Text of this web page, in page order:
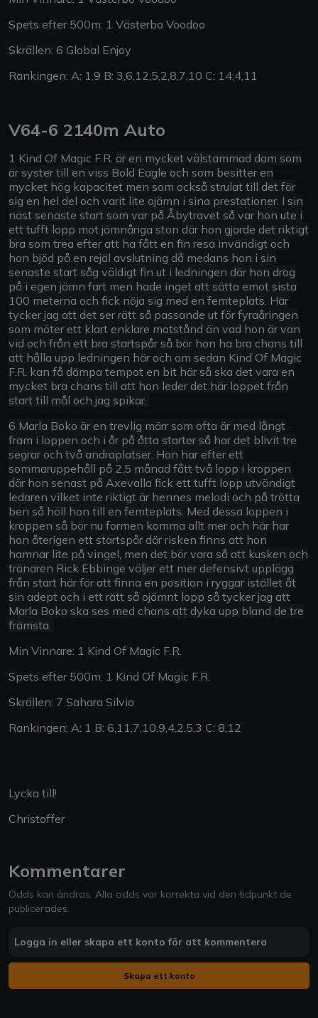
Spets efter 500m: 1 Västerbo Voodoo
Skrällen: 6 Global Enjoy
Rankingen: A: 1,9 B: 3,6,12,5,2,8,7,10 C: 14,4,11
V64-6 2140m Auto
1 Kind Of Magic F.R. är en mycket välstammad dam som
är syster till en viss Bold Eagle och som besitter en
mycket hög kapacitet men som också strulat till det för
sig en hel del och varit lite ojämn i sina prestationer. I sin
näst senaste start som var på Åbytravet så var hon ute i
ett tufft lopp mot jämnåriga ston där hon gjorde det riktigt
bra som trea efter att ha fått en fin resa invändigt och
hon bjöd på en rejäl avslutning då medans hon i sin
senaste start såg väldigt fin ut i ledningen där hon drog
på i egen jämn fart men hade inget att sätta emot sista
100 meterna och fick nöja sig med en femteplats. Här
tycker jag att det ser rätt så passande ut för fyraåringen
som möter ett klart enklare motstånd än vad hon är van
vid och från ett bra startspår så bör hon ha bra chans till
att hålla upp ledningen här och om sedan Kind Of Magic
F.R. kan få dämpa tempot en bit här så ska det vara en
mycket bra chans till att hon leder det här loppet från
start till mål och jag spikar.
6 Marla Boko är en trevlig märr som ofta är med långt
fram i loppen och i år på åtta starter så har det blivit tre
segrar och två andraplatser. Hon har efter ett
sommaruppehåll på 2.5 månad fått två lopp i kroppen
där hon senast på Axevalla fick ett tufft lopp utvändigt
ledaren vilket inte riktigt är hennes melodi och på trötta
ben så höll hon till en femteplats. Med dessa loppen i
kroppen så bör nu formen komma allt mer och här har
hon återigen ett startspår där risken finns att hon
hamnar lite på vingel, men det bör vara så att kusken och
tränaren Rick Ebbinge väljer ett mer defensivt upplägg
från start här för att finna en position i ryggar istället åt
sin adept och i ett rätt så ojämnt lopp så tycker jag att
Marla Boko ska ses med chans att dyka upp bland de tre
främsta.
Min Vinnare: 1 Kind Of Magic F.R.
Spets efter 500m: 1 Kind Of Magic F.R.
Skrällen: 7 Sahara Silvio
Rankingen: A: 1 B: 6,11,7,10,9,4,2,5,3 C: 8,12
Lycka till!
Christoffer
Kommentarer
Odds kan ändras. Alla odds var korrekta vid den tidpunkt de
publicerades.
Logga in eller skapa ett konto för att kommentera
Skapa ett konto